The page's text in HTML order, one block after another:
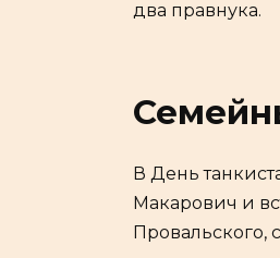
два правнука.
В День
Макарович и
Провальского,